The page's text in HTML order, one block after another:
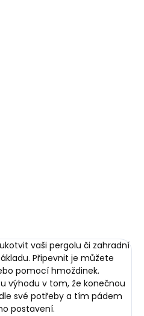
vaši pergolu či zahradní
Připevnit je můžete
pomocí hmoždinek.
výhodu v tom, že konečnou
své potřeby a tím pádem
postavení.